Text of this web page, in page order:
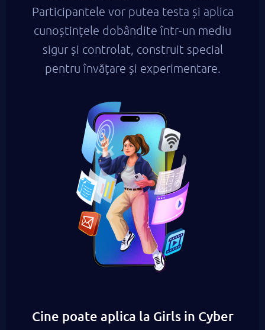
Participantele vor putea testa și aplica
cunoștințele dobândite într-un mediu
sigur și controlat, construit special
pentru învățare și experimentare.
Cine poate aplica la Girls in Cyber